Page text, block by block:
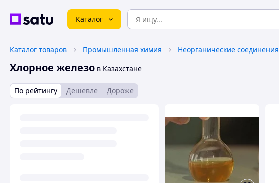
Каталог
Каталог товаров Промышленная химия Неорганические соединения
Хлорное железо в Казахстане
По рейтингу Дешевле Дороже